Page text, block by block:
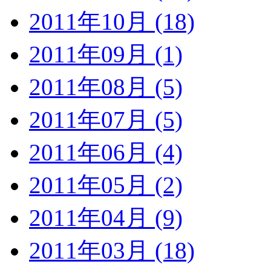
2011年10月 (18)
2011年09月 (1)
2011年08月 (5)
2011年07月 (5)
2011年06月 (4)
2011年05月 (2)
2011年04月 (9)
2011年03月 (18)